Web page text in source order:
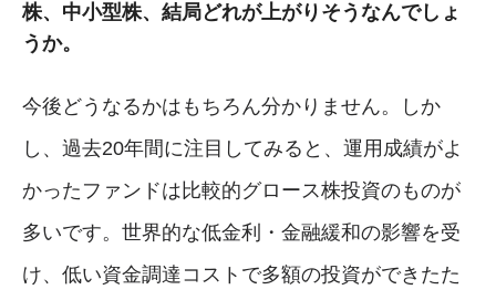
株、中小型株、結局どれが上がりそうなんでしょ
うか。
今後どうなるかはもちろん分かりません。しか
し、過去20年間に注目してみると、運用成績がよ
かったファンドは比較的グロース株投資のものが
多いです。世界的な低金利・金融緩和の影響を受
け、低い資金調達コストで多額の投資ができたた